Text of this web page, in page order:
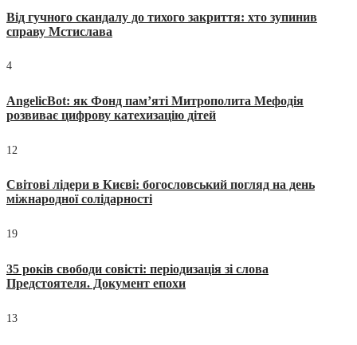
Від гучного скандалу до тихого закриття: хто зупинив
справу Мстислава
4
AngelicBot: як Фонд пам’яті Митрополита Мефодія
розвиває цифрову катехизацію дітей
12
Світові лідери в Києві: богословський погляд на день
міжнародної солідарності
19
35 років свободи совісті: періодизація зі слова
Предстоятеля. Документ епохи
13